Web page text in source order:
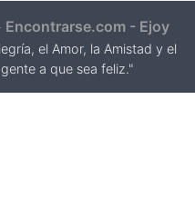
Encontrarse.com - Ejoy
el Amor, la Amistad y el
a que sea feliz."